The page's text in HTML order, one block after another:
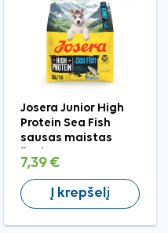
Josera Junior High
Protein Sea Fish
sausas maistas
7,39 €
Į krepšelį